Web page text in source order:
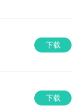
下载
下载